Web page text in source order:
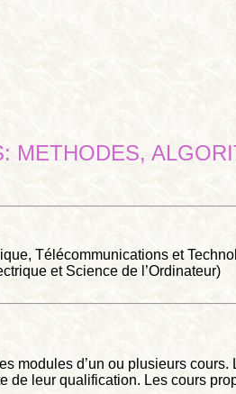
METHODES,
Télécommunications et
et Science de l’Ordinateur)
d’un ou plusieurs cours.
de leur qualification. Les cours